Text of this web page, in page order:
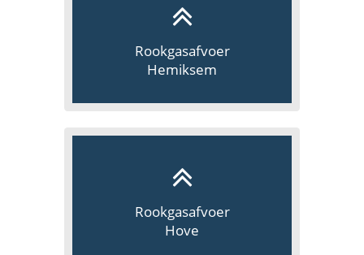
Rookgasafvoer
Hemiksem
Rookgasafvoer
Hove